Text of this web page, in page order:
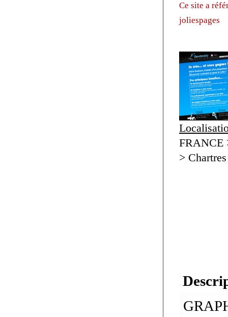
Ce site a
joliespages
FRANCE
>